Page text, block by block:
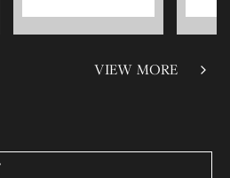
VIEW MORE